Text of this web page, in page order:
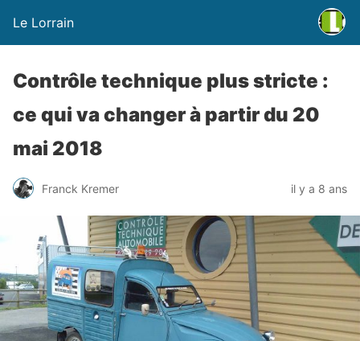
Le Lorrain
Contrôle technique plus stricte :
ce qui va changer à partir du 20
mai 2018
Franck Kremer il y a 8 ans